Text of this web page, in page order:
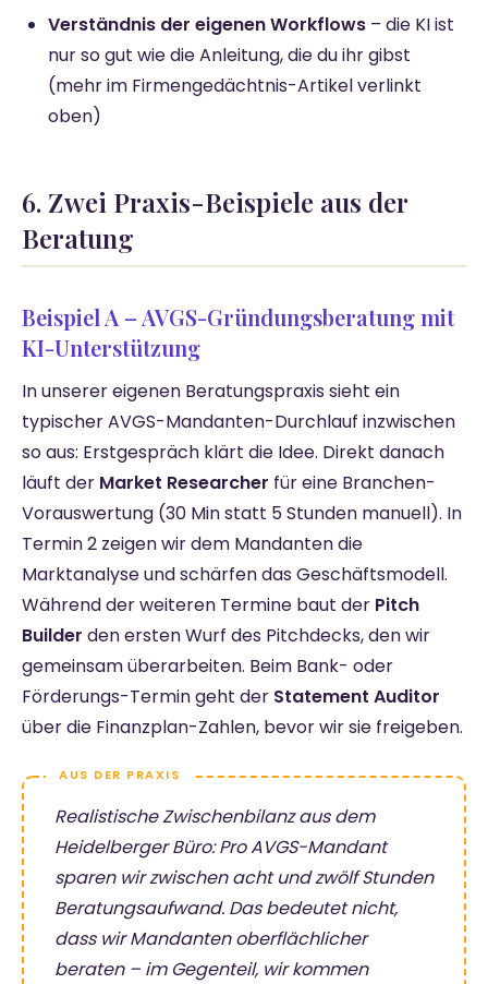
Verständnis der eigenen Workflows – die KI ist
nur so gut wie die Anleitung, die du ihr gibst
(mehr im Firmengedächtnis-Artikel verlinkt
oben)
6. Zwei Praxis-Beispiele aus der
Beratung
Beispiel A – AVGS-Gründungsberatung mit
KI-Unterstützung
In unserer eigenen Beratungspraxis sieht ein
typischer AVGS-Mandanten-Durchlauf inzwischen
so aus: Erstgespräch klärt die Idee. Direkt danach
läuft der Market Researcher für eine Branchen-
Vorauswertung (30 Min statt 5 Stunden manuell). In
Termin 2 zeigen wir dem Mandanten die
Marktanalyse und schärfen das Geschäftsmodell.
Während der weiteren Termine baut der Pitch
Builder den ersten Wurf des Pitchdecks, den wir
gemeinsam überarbeiten. Beim Bank- oder
Förderungs-Termin geht der Statement Auditor
über die Finanzplan-Zahlen, bevor wir sie freigeben.
Realistische Zwischenbilanz aus dem
Heidelberger Büro: Pro AVGS-Mandant
sparen wir zwischen acht und zwölf Stunden
Beratungsaufwand. Das bedeutet nicht,
dass wir Mandanten oberflächlicher
beraten – im Gegenteil, wir kommen